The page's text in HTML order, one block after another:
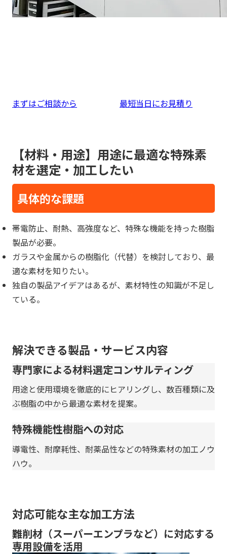
まずはご相談から 最短当日にお見積り
【材料・用途】用途に最適な特殊素
材を選定・加工したい
具体的な課題
帯電防止、耐熱、高強度など、特殊な機能を持った樹脂
製品が必要。
ガラスや金属からの樹脂化（代替）を検討しており、最
適な素材を知りたい。
独自の製品アイデアはあるが、素材特性の知識が不足し
ている。
解決できる製品・サービス内容
専門家による材料選定コンサルティング
用途と使用環境を徹底的にヒアリングし、数百種類に及
ぶ樹脂の中から最適な素材を提案。
特殊機能性樹脂への対応
導電性、耐摩耗性、耐薬品性などの特殊素材の加工ノウ
ハウ。
対応可能な主な加工方法
難削材（スーパーエンプラなど）に対応する
専用設備を活用